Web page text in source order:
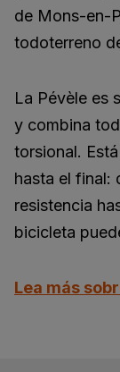
de Mons-en-
todoterreno
La Pévèle es
y combina
torsional.
hasta el final:
resistencia
bicicleta
Lea más